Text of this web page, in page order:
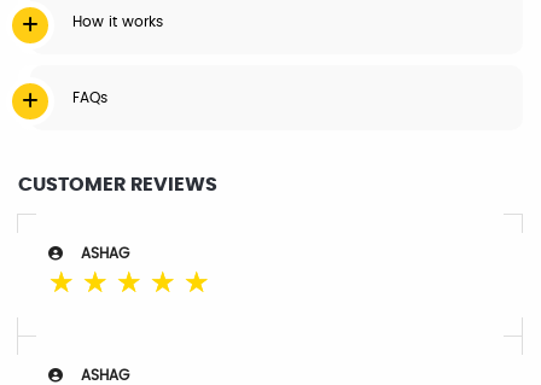
How it works
FAQs
CUSTOMER REVIEWS
ASHAG
☆ ☆ ☆ ☆ ☆
ASHAG